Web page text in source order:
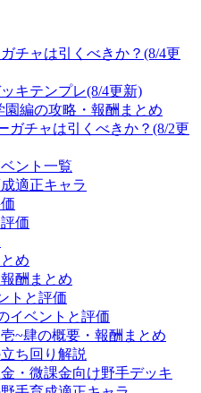
チャは引くべきか？(8/4更
キテンプレ(8/4更新)
編の攻略・報酬まとめ
ガチャは引くべきか？(8/2更
ント一覧
適正キャラ
価
め
酬まとめ
トと評価
イベントと評価
~肆の概要・報酬まとめ
ち回り解説
・微課金向け野手デッキ